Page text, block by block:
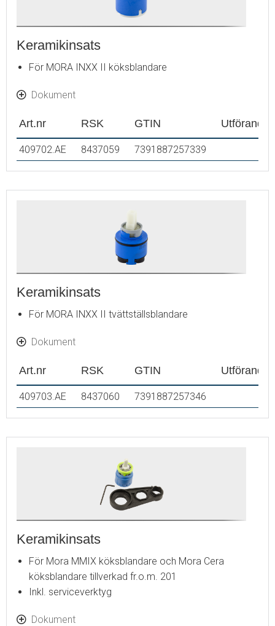
Keramikinsats
För MORA INXX II köksblandare
Dokument
Art.nr RSK GTIN Utförande
409702.AE 8437059 7391887257339
Keramikinsats
För MORA INXX II tvättställsblandare
Dokument
Art.nr RSK GTIN Utförande
409703.AE 8437060 7391887257346
Keramikinsats
För Mora MMIX köksblandare och Mora Cera
köksblandare tillverkad fr.o.m. 201
Inkl. serviceverktyg
Dokument